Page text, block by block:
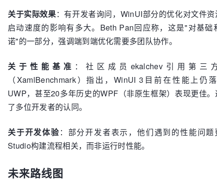
关于实际效果：有开发者询问，WinUI部分的优化对文件
启动速度的影响有多大。Beth Pan回应称，这是"对基础
诺"的一部分，强调端到端优化需要多团队协作。
关于性能基准 ：社区成员ekalchev引用第三
（XamlBenchmark）指出，WinUI 3目前在性能上仍
UWP，甚至20多年历史的WPF（非原生框架）表现更佳
了多位开发者的认同。
关于开发体验：部分开发者表示，他们遇到的性能问
Studio构建流程相关，而非运行时性能。
未来路线图